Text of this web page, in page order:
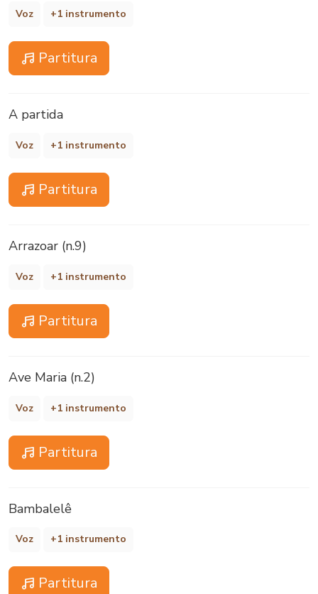
Voz +1 instrumento
Partitura
A partida
Voz +1 instrumento
Partitura
Arrazoar (n.9)
Voz +1 instrumento
Partitura
Ave Maria (n.2)
Voz +1 instrumento
Partitura
Bambalelê
Voz +1 instrumento
Partitura